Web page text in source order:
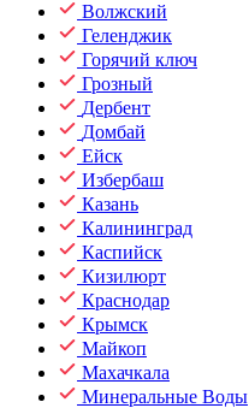
Волжский
Геленджик
Горячий ключ
Грозный
Дербент
Домбай
Ейск
Избербаш
Казань
Калининград
Каспийск
Кизилюрт
Краснодар
Крымск
Майкоп
Махачкала
Минеральные Воды